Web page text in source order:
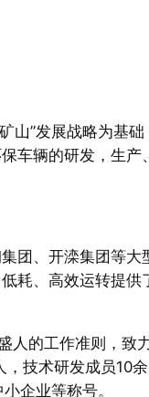
山”发展战略为基础
车辆的研发，生产、
团、开滦集团等大
耗、高效运转提供
人的工作准则，致
技术研发成员10余
企业等称号。